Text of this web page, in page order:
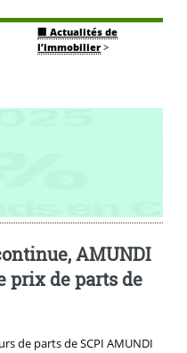
🏢 Actualités de
l’immobilier >
AMUNDI
prix de parts de
de parts de SCPI AMUNDI